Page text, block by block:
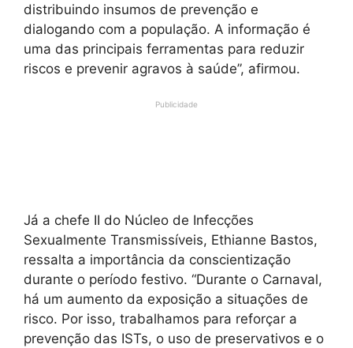
distribuindo insumos de prevenção e
dialogando com a população. A informação é
uma das principais ferramentas para reduzir
riscos e prevenir agravos à saúde”, afirmou.
Publicidade
Já a chefe II do Núcleo de Infecções
Sexualmente Transmissíveis, Ethianne Bastos,
ressalta a importância da conscientização
durante o período festivo. “Durante o Carnaval,
há um aumento da exposição a situações de
risco. Por isso, trabalhamos para reforçar a
prevenção das ISTs, o uso de preservativos e o